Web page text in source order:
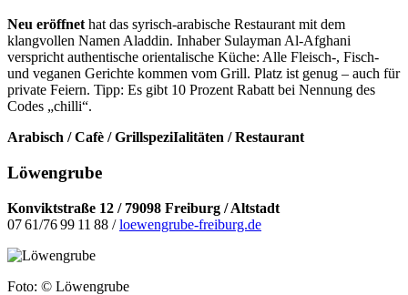
Neu eröffnet hat das syrisch-arabische Restaurant mit dem
klangvollen Namen Aladdin. Inhaber Sulayman Al-Afghani
verspricht authentische orientalische Küche: Alle Fleisch-, Fisch-
und veganen Gerichte kommen vom Grill. Platz ist genug – auch für
private Feiern. Tipp: Es gibt 10 Prozent Rabatt bei Nennung des
Codes „chilli“.
Arabisch / Cafè / GrillspeziIalitäten / Restaurant
Löwengrube
Konviktstraße 12 / 79098 Freiburg / Altstadt
07 61/76 99 11 88 / loewengrube-freiburg.de
Foto: © Löwengrube